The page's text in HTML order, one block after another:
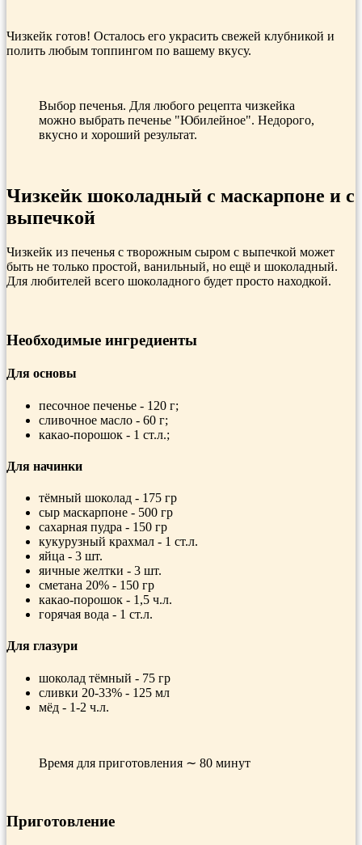
Чизкейк готов! Осталось его украсить свежей клубникой и
полить любым топпингом по вашему вкусу.
Выбор печенья. Для любого рецепта чизкейка
можно выбрать печенье "Юбилейное". Недорого,
вкусно и хороший результат.
Чизкейк шоколадный с маскарпоне и с
выпечкой
Чизкейк из печенья с творожным сыром с выпечкой может
быть не только простой, ванильный, но ещё и шоколадный.
Для любителей всего шоколадного будет просто находкой.
Необходимые ингредиенты
Для основы
песочное печенье - 120 г;
сливочное масло - 60 г;
какао-порошок - 1 ст.л.;
Для начинки
тёмный шоколад - 175 гр
сыр маскарпоне - 500 гр
сахарная пудра - 150 гр
кукурузный крахмал - 1 ст.л.
яйца - 3 шт.
яичные желтки - 3 шт.
сметана 20% - 150 гр
какао-порошок - 1,5 ч.л.
горячая вода - 1 ст.л.
Для глазури
шоколад тёмный - 75 гр
сливки 20-33% - 125 мл
мёд - 1-2 ч.л.
Время для приготовления ∼ 80 минут
Приготовление